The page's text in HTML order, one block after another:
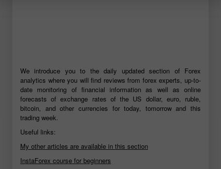
We introduce you to the daily updated section of Forex
analytics where you will find reviews from forex experts, up-to-
date monitoring of financial information as well as online
forecasts of exchange rates of the US dollar, euro, ruble,
bitcoin, and other currencies for today, tomorrow and this
trading week.
Useful links:
My other articles are available in this section
InstaForex course for beginners